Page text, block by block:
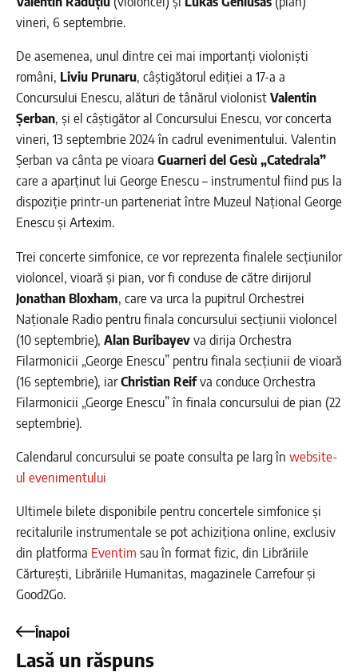
vineri, 6 septembrie.
De asemenea, unul dintre cei mai importanți violoniști
români, Liviu Prunaru, câștigătorul ediției a 17-a a
Concursului Enescu, alături de tânărul violonistValentin
Șerban, și el câștigător al Concursului Enescu, vor concerta
vineri, 13 septembrie 2024 în cadrul evenimentului. Valentin
Șerban va cânta pe vioara Guarneri del Gesù „Catedrala”
care a aparținut lui George Enescu – instrumentul fiind pus la
dispoziție printr-un parteneriat între Muzeul Național George
Enescu și Artexim.
Trei concerte simfonice, ce vor reprezenta finalele secțiunilor
violoncel, vioară și pian, vor fi conduse de către dirijorul
Jonathan Bloxham, care va urca la pupitrul Orchestrei
Naționale Radio pentru finala concursului secțiunii violoncel
(10 septembrie), Alan Buribayevva dirija Orchestra
Filarmonicii „George Enescu” pentru finala secțiunii de vioară
(16 septembrie), iarChristian Reifva conduce Orchestra
Filarmonicii „George Enescu” în finala concursului de pian (22
septembrie).
Calendarul concursului se poate consulta pe larg în website-
ul evenimentului
Ultimele bilete disponibile pentru concertele simfonice și
recitalurile instrumentale se pot achiziționa online, exclusiv
din platforma Eventim sau în format fizic, din Librăriile
Cărturești, Librăriile Humanitas, magazinele Carrefour și
Good2Go.
Înapoi
Lasă un răspuns